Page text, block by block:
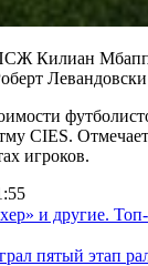
Килиан
CIES.
игроков.
и другие.
пятый этап